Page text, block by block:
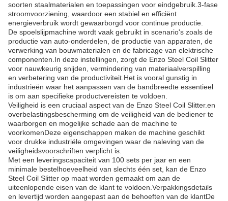
soorten staalmaterialen en toepassingen voor eindgebruik.3-fase
stroomvoorziening, waardoor een stabiel en efficiënt
energieverbruik wordt gewaarborgd voor continue productie.
De spoelslijpmachine wordt vaak gebruikt in scenario's zoals de
productie van auto-onderdelen, de productie van apparaten, de
verwerking van bouwmaterialen en de fabricage van elektrische
componenten.In deze instellingen, zorgt de Enzo Steel Coil Slitter
voor nauwkeurig snijden, vermindering van materiaalverspilling
en verbetering van de productiviteit.Het is vooral gunstig in
industrieën waar het aanpassen van de bandbreedte essentieel
is om aan specifieke productvereisten te voldoen.
Veiligheid is een cruciaal aspect van de Enzo Steel Coil Slitter.en
overbelastingsbescherming om de veiligheid van de bediener te
waarborgen en mogelijke schade aan de machine te
voorkomenDeze eigenschappen maken de machine geschikt
voor drukke industriële omgevingen waar de naleving van de
veiligheidsvoorschriften verplicht is.
Met een leveringscapaciteit van 100 sets per jaar en een
minimale bestelhoeveelheid van slechts één set, kan de Enzo
Steel Coil Slitter op maat worden gemaakt om aan de
uiteenlopende eisen van de klant te voldoen.Verpakkingsdetails
en levertijd worden aangepast aan de behoeften van de klantDe